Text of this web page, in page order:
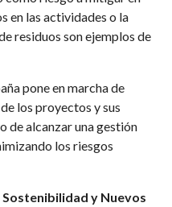
en las actividades o la
residuos son ejemplos de
pone en marcha de
los proyectos y sus
de alcanzar una gestión
los riesgos
y Nuevos